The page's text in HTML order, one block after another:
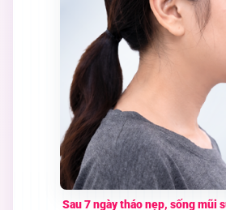
Sau 7 ngày tháo nẹp, sống mũi